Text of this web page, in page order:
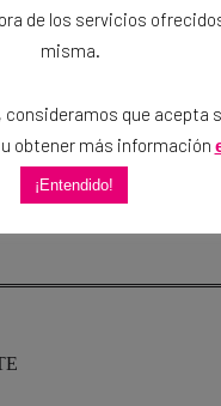
de los servicios
misma.
que acepta
obtener más información
¡Entendido!